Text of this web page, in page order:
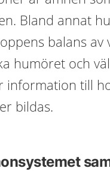
Bland annat
balans
humöret och
information till
bildas.